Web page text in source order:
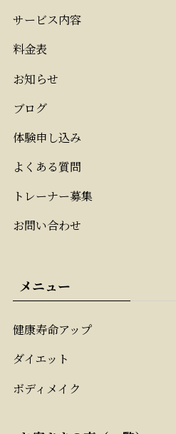
サービス内容
料金表
お知らせ
ブログ
体験申し込み
よくある質問
トレーナー募集
お問い合わせ
メニュー
健康寿命アップ
ダイエット
ボディメイク